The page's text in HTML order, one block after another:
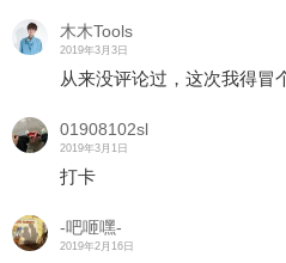
木木Tools
2019年3月3日
从来没评论过，这次我得冒
01908102sl
2019年3月1日
打卡
-吧咂嘿-
2019年2月16日